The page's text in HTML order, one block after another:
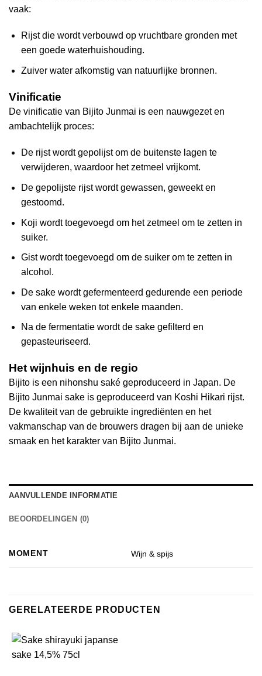
vaak:
Rijst die wordt verbouwd op vruchtbare gronden met
een goede waterhuishouding.
Zuiver water afkomstig van natuurlijke bronnen.
Vinificatie
De vinificatie van Bijito Junmai is een nauwgezet en
ambachtelijk proces:
De rijst wordt gepolijst om de buitenste lagen te
verwijderen, waardoor het zetmeel vrijkomt.
De gepolijste rijst wordt gewassen, geweekt en
gestoomd.
Koji wordt toegevoegd om het zetmeel om te zetten in
suiker.
Gist wordt toegevoegd om de suiker om te zetten in
alcohol.
De sake wordt gefermenteerd gedurende een periode
van enkele weken tot enkele maanden.
Na de fermentatie wordt de sake gefilterd en
gepasteuriseerd.
Het wijnhuis en de regio
Bijito is een nihonshu saké geproduceerd in Japan. De
Bijito Junmai sake is geproduceerd van Koshi Hikari rijst.
De kwaliteit van de gebruikte ingrediënten en het
vakmanschap van de brouwers dragen bij aan de unieke
smaak en het karakter van Bijito Junmai.
AANVULLENDE INFORMATIE
BEOORDELINGEN (0)
MOMENT Wijn & spijs
GERELATEERDE PRODUCTEN